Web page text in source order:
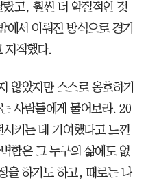
고, 훨씬 더 악질적인 것
에서 이뤄진 방식으로 경기
지적했다.
않았지만 스스로 옹호하기
사람들에게 물어보라. 20
키는 데 기여했다고 느낀
함은 그 누구의 삶에도 없
을 하기도 하고, 때로는 나